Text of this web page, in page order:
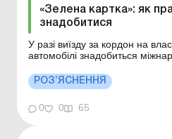
«Зелена картка»: як
знадобитися
У разі виїзду за кордон на
автомобілі знадобиться
цивільно-правової
водіїв, що прямують в інші країни.
міжнародного страхування
РОЗ’ЯСНЕННЯ
0 0 65